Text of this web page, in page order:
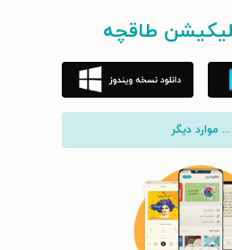
طاقچه
... موارد دیگر